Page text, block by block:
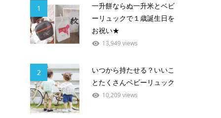
1
一升餅ならぬ一升米とベビ
ーリュックで１歳誕生日を
お祝い★
13,949 views
2
いつから持たせる？いいこ
とたくさんベビーリュック
10,209 views